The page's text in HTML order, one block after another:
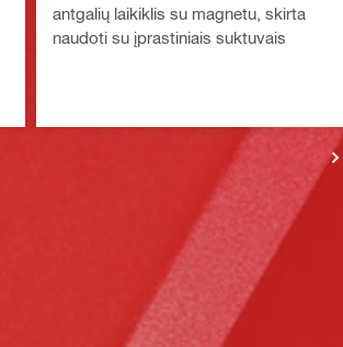
antgalių laikiklis su magnetu, skirta
naudoti su įprastiniais suktuvais